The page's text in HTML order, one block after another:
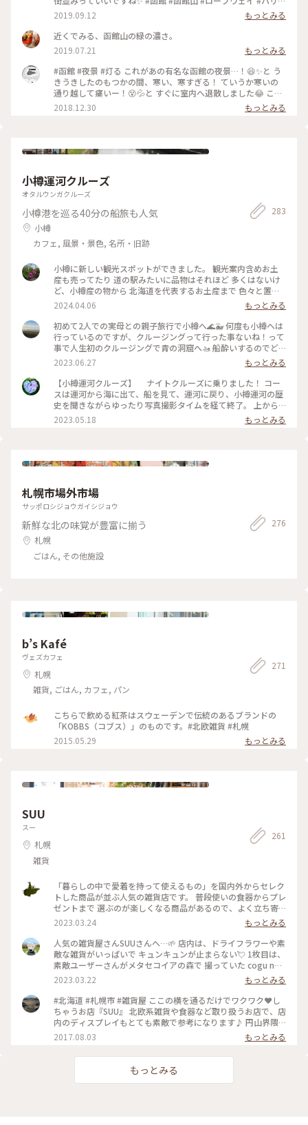
トス正教会 #真宗大谷派東本願寺函館別院 #カトリック函館元
町教会 #ガラスの反射は許してちょ
2019.09.12
もっとみる
近くでみる、函館山の緑の濃さ。
2019.07.21
もっとみる
#函館 #夜景 #灯る これがあの有名な函館の夜景…！😆✨と う
きうきしたのもつかの間、寒い、寒すぎる！ ていうか寒いの
通り越して痛いー！😵💦と すぐに室内へ退散しました😂 この
写真を撮ったのが16時45分でしたが、 沖縄に住んでると17時
前に陽が沈むなんて 考えられないことで、日没の早さにも 驚
2018.12.30 もっとみる
小樽運河クルーズ
オタルウンガクルーズ
小樽港を巡る40分の船旅も人気
小樽
カフェ, 風景・景色, 名所・旧跡
283
小樽に新しい観光スポットができました。 観光案内含めお土
産も売ってたり 道の駅みたいに品物はそれほど 多くはないけ
ど、小樽産の物から 北海道を代表するお土産まで 色々と置い
てました 外にはコンテナで作られた カフェがあり ルタオのア
イスクリームや ハンバーガー屋さんなど お洒落な感じが漂っ
てました 最後に小樽に貢献しようと 何品が買いまして 今から
食べるのが楽しみです✨✨✨
2024.04.06
もっとみる
初めて2人での実母との親子旅行で小樽へ🌊🐳 何度も小樽へは
行っているのですが、クルージングって行った事ないね！って
事で人生初のクルージングで青の洞窟へ🚤 船酔いするのでど
うなるか心配でしたが、そんな心配を他所にガイドのお兄さん
はビュンビュン飛ばし日本海へ…😂🌊 小樽水族館を海側から
眺めながら、20分ほど走ると神秘的な青の洞窟へ到着！！ 洞
窟の中は暗いのに水の中は青く光っていました✨✨（上手く写
真が撮れませんでした😂） 帰り道はカモメさんへの餌やり
（かっぱえびせんです笑）船の速さに合わせて間近で飛んでる
姿が何だか素敵でした😉 空と海が同じくらい青く、普段見れ
2023.06.27
もっとみる
【小樽運河クルーズ】 ナイトクルーズに乗りました！ コー
スは運河から海に出て、船を見て、運河に戻り、小樽運河の歴
史を聞きながらゆったり写真撮影タイムを経て終了。 上から
眺めるのも良いですが、間近で見るとまた違った視点も見られ
ますし、歴史を解説してもらうと本当に昔からこの姿なんだと
#私のことりっぷ旅 #レトロな街 #小樽 #小樽市 #小樽運河 #小
2023.05.18 もっとみる
札幌市場外市場
サッポロシジョウガイシジョウ
新鮮な北の味覚が豊富に揃う
札幌
ごはん, その他施設
276
b’s Kafé
ヴェズカフェ
札幌
雑貨, ごはん, カフェ, パン
271
こちらで飲める紅茶はスウェーデンで伝統のあるブランドの
「KOBBS（コブス）」のものです。#北欧雑貨 #札幌
2015.05.29
もっとみる
SUU
スー
札幌
雑貨
261
「暮らしの中で愛着を持って使えるもの」を国内外からセレク
トした商品が並ぶ人気の雑貨店です。 普段使いの食器からプレ
ゼントまで 選ぶのが楽しくなる商品があるので、よく立ち寄
ります。 この日も素敵な出会いが！！ 素敵ユーザーさんの投
稿で気になっていた 「cogu no mori 」のツリーに出会えまし
た🌲 ２種類ありましたが、また出会えますように・・と 1本の
ツリーをお家のリビングに💓 こちらの大通西16丁目店は、大
通公園からもちょっと外れていますが、札幌駅のステラプレイ
楽しい時間 #私のことりっぷ旅 #Myことりっぷ #セレクトショ
ップ #西18丁目界隈 #素敵な出会い #お友だちと再会 #プレゼ
ント探し
2023.03.24
もっとみる
人気の雑貨屋さんSUUさんへ…🌱 店内は、ドライフラワーや素
敵な雑貨がいっぱいで キュンキュンが止まらない💘 1枚目は、
素敵ユーザーさんがメタセコイアの森で 撮っていた cogu no
moriのミニツリー🌲 1本ずつ木工職人さんが丁寧に1人で作ら
れているツリーだそうです❣️ 細かい部分まで、丁寧に作られて
いて…とっても美しい✨✨✨ 前回入荷した時も、お客さんが並
んだそうで… 入荷しても 即 売り切れたそうですよ‼️ たまたま
あったのは、奇跡かもと…🫢✨✨ かなり人気のツリーなので 私
も買おうかと かなり迷いましたが… なんせ家には、くまたん
がたくさん居るので 帰るまでに悩んで それでも欲しかったら
て…買っておけば良かった😥💦と後悔してます😭💦 とにかく
ときめく物がいっぱいでした✩.*˚ 札幌へ行かれた際には、是非
おすすめしますよ❣️ 2023.3.3 #私のことりっぷ旅 #Myことりっ
2023.03.22
もっとみる
#北海道 #札幌市 #雑貨屋 ここの横を通るだけでワクワク❤️し
ちゃうお店『SUU』 北欧系雑貨や食器など取り扱うお店で、店
内のディスプレイもとても素敵で参考になります♪ 円山界隈
は、やっぱり洒落てるお店が多い♪ じゃ、したっけぇ〜(*˙꒳
˙*)‧⁺✧︎*
2017.08.03 もっとみる
もっとみる